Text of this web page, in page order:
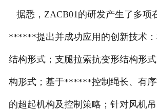
据悉，ZACB01的研发产生了多项
******提出并成功应用的创新技术
结构形式；支腿拉索抗变形结构形
构形式；基于******控制绳长、有
的超起机构及控制策略；针对风机